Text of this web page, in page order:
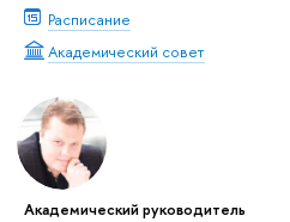
Расписание
Академический совет
Академический руководитель